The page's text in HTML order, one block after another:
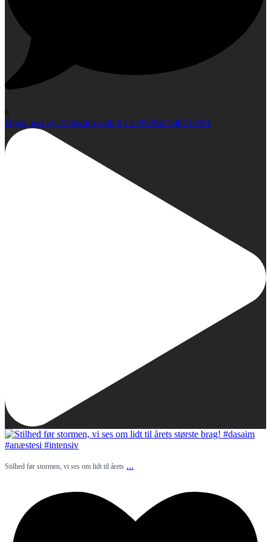
0
Open post by 75dasaim with ID 17992847240712911
Stilhed før stormen, vi ses om lidt til årets ...